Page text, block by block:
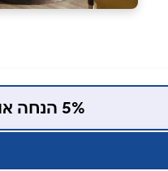
5% הנחה אוטומטית למשלמים בכרטיס המועדון